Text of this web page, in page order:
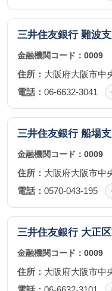
三井住友銀行 難波
金融機関コード： 0009
住所： 大阪府大阪市中
電話： 06-6632-3041
三井住友銀行 船場
金融機関コード： 0009
住所： 大阪府大阪市中
電話： 0570-043-195
三井住友銀行 大正
金融機関コード： 0009
住所： 大阪府大阪市中